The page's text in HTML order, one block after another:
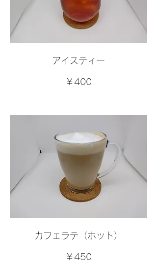
アイスティー
￥400
カフェラテ（ホット）
￥450